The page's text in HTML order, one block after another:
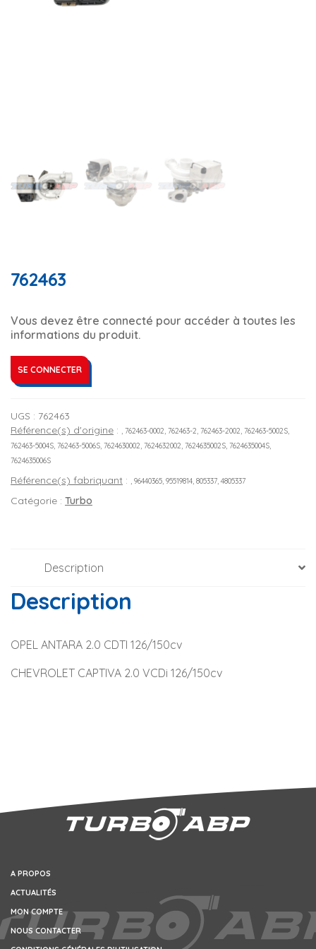
762463
Vous devez être connecté pour accéder à toutes les
informations du produit.
SE CONNECTER
UGS : 762463
Référence(s) d'origine : , 762463-0002, 762463-2, 762463-2002, 762463-5002S,
762463-5004S, 762463-5006S, 7624630002, 7624632002, 7624635002S, 7624635004S,
7624635006S
Référence(s) fabriquant : , 96440365, 95519814, 805337, 4805337
Catégorie : Turbo
Description
Description
OPEL ANTARA 2.0 CDTI 126/150cv
CHEVROLET CAPTIVA 2.0 VCDi 126/150cv
A PROPOS
ACTUALITÉS
MON COMPTE
NOUS CONTACTER